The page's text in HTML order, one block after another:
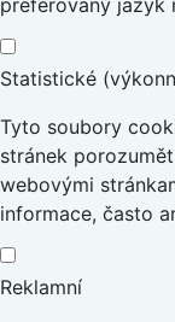
preferovaný jazyk
Statistické
Tyto soubory
stránek
webovými
informace, často
Reklamní